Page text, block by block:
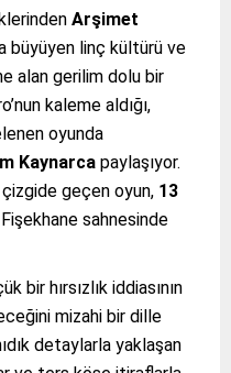
Arşimet
büyüyen linç kültürü ve
alan gerilim dolu bir
kaleme aldığı,
oyunda
Kaynarca paylaşıyor.
çizgide geçen oyun, 13
Fişekhane sahnesinde
bir hırsızlık iddiasının
mizahi bir dille
detaylarla yaklaşan